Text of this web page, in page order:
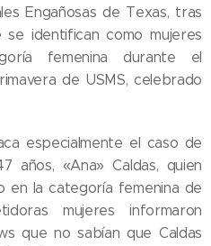
Engañosas de Texas, tras
identifican como mujeres
femenina durante el
de USMS, celebrado
especialmente el caso de
años, «Ana» Caldas, quien
en la categoría femenina de
mujeres informaron
que no sabían que Caldas